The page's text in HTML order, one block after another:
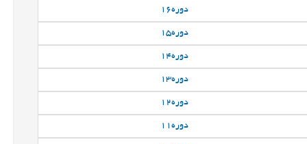
دوره16
دوره15
دوره14
دوره13
دوره12
دوره11